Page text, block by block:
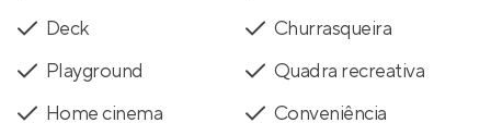
Deck
Churrasqueira
Playground
Quadra recreativa
Home cinema
Conveniência